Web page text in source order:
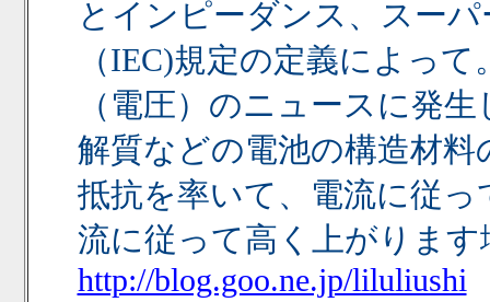
とインピーダンス、スー
（IEC)規定の定義によっ
（電圧）のニュースに発
解質などの電池の構造材
抵抗を率いて、電流に従
流に従って高く上がりま
http://blog.goo.ne.jp/liluliushi